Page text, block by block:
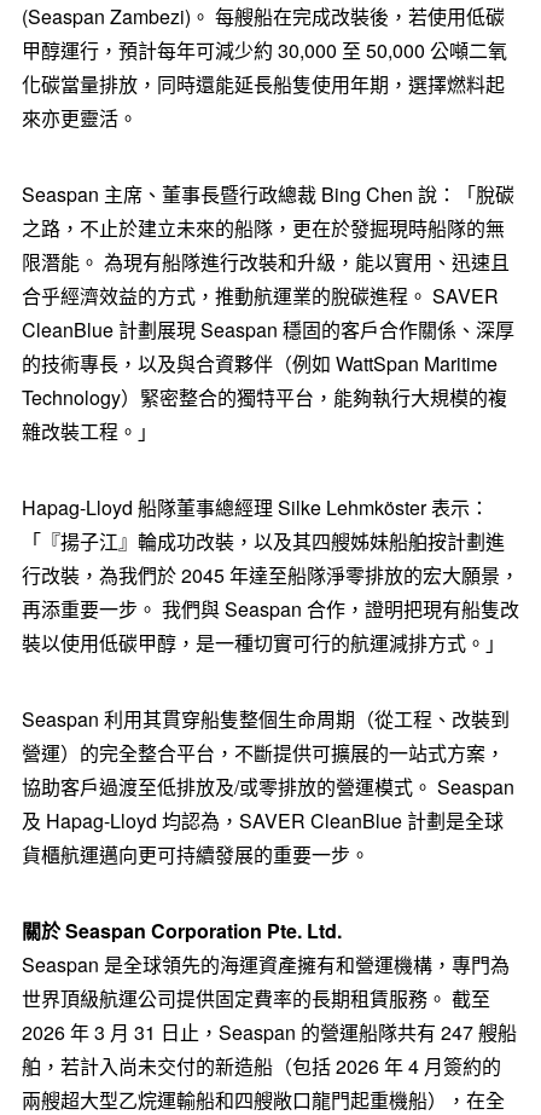
(Seaspan Zambezi)。 每艘船在完成改裝後，若使用低碳
甲醇運行，預計每年可減少約 30,000 至 50,000 公噸二氧
化碳當量排放，同時還能延長船隻使用年期，選擇燃料起
來亦更靈活。
Seaspan 主席、董事長暨行政總裁 Bing Chen 說：「脫碳
之路，不止於建立未來的船隊，更在於發掘現時船隊的無
限潛能。 為現有船隊進行改裝和升級，能以實用、迅速且
合乎經濟效益的方式，推動航運業的脫碳進程。 SAVER
CleanBlue 計劃展現 Seaspan 穩固的客戶合作關係、深厚
的技術專長，以及與合資夥伴（例如 WattSpan Maritime
Technology）緊密整合的獨特平台，能夠執行大規模的複
雜改裝工程。」
Hapag-Lloyd 船隊董事總經理 Silke Lehmköster 表示：
「『揚子江』輪成功改裝，以及其四艘姊妹船舶按計劃進
行改裝，為我們於 2045 年達至船隊淨零排放的宏大願景，
再添重要一步。 我們與 Seaspan 合作，證明把現有船隻改
裝以使用低碳甲醇，是一種切實可行的航運減排方式。」
Seaspan 利用其貫穿船隻整個生命周期（從工程、改裝到
營運）的完全整合平台，不斷提供可擴展的一站式方案，
協助客戶過渡至低排放及/或零排放的營運模式。 Seaspan
及 Hapag-Lloyd 均認為，SAVER CleanBlue 計劃是全球
貨櫃航運邁向更可持續發展的重要一步。
關於 Seaspan Corporation Pte. Ltd.
Seaspan 是全球領先的海運資產擁有和營運機構，專門為
世界頂級航運公司提供固定費率的長期租賃服務。 截至
2026 年 3 月 31 日止，Seaspan 的營運船隊共有 247 艘船
舶，若計入尚未交付的新造船（包括 2026 年 4 月簽約的
兩艘超大型乙烷運輸船和四艘敞口龍門起重機船），在全